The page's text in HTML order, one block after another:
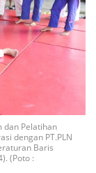
dan Pelatihan
dengan PT.PLN
Baris
(Poto :